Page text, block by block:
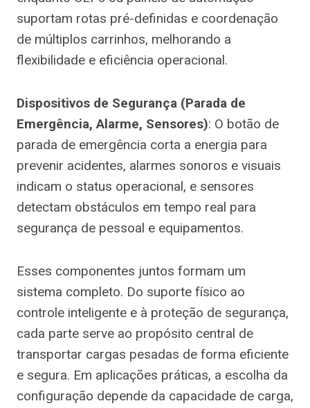
suportam rotas pré-definidas e coordenação
de múltiplos carrinhos, melhorando a
flexibilidade e eficiência operacional.
Dispositivos de Segurança (Parada de
Emergência, Alarme, Sensores): O botão de
parada de emergência corta a energia para
prevenir acidentes, alarmes sonoros e visuais
indicam o status operacional, e sensores
detectam obstáculos em tempo real para
segurança de pessoal e equipamentos.
Esses componentes juntos formam um
sistema completo. Do suporte físico ao
controle inteligente e à proteção de segurança,
cada parte serve ao propósito central de
transportar cargas pesadas de forma eficiente
e segura. Em aplicações práticas, a escolha da
configuração depende da capacidade de carga,